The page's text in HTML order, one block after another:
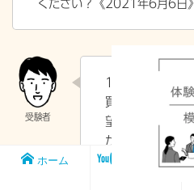
ください？《2021年6月6日》
1案のAさんが乙
買い取る場合の
望している
が、所得税や贈
Aさんには課税
ホーム
メンバー